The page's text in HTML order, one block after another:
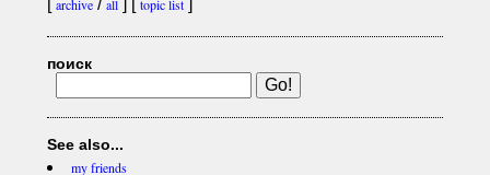
archive all topic list
поиск
See also...
my friends